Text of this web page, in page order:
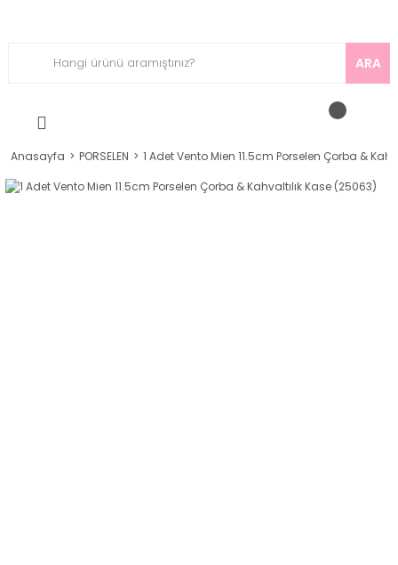
ARA
Anasayfa PORSELEN 1 Adet Vento Mien 11.5cm Porselen Çorba &